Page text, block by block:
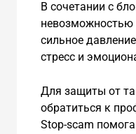
В сочетании с
невозможностью
сильное
стресс и
Для защиты от
обратиться к
Stop-scam